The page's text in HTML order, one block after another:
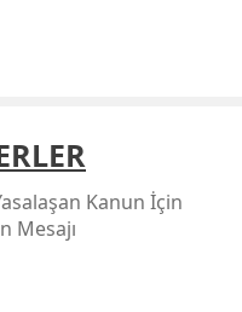
Kanun İçin
Mesajı